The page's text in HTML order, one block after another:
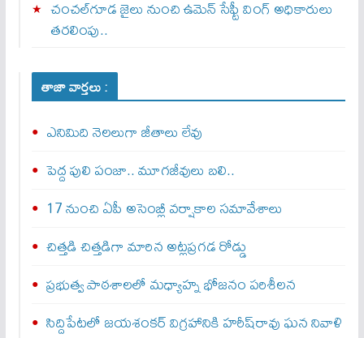
చంచల్‌గూడ జైలు నుంచి ఉమెన్ సేఫ్టీ వింగ్ అధికారులు
తరలింపు..
తాజా వార్తలు :
ఎనిమిది నెలలుగా జీతాలు లేవు
పెద్ద పులి పంజా.. మూగజీవులు బలి..
17 నుంచి ఏపీ అసెంబ్లీ వర్షాకాల సమావేశాలు
చిత్తడి చిత్తడిగా మారిన అట్లప్రగడ రోడ్డు
ప్రభుత్వ పాఠశాలలో మధ్యాహ్న భోజనం పరిశీలన
సిద్దిపేటలో జయశంకర్ విగ్రహానికి హరీష్‌రావు ఘన నివాళి